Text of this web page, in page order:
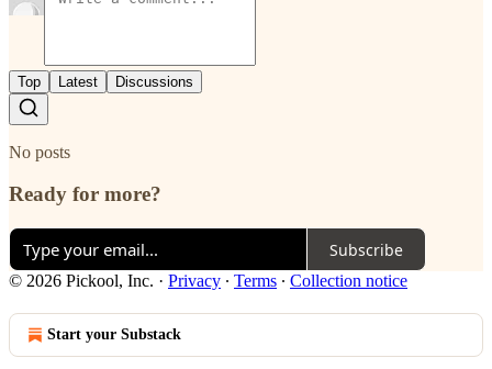
Top Latest Discussions
No posts
Ready for more?
Subscribe
© 2026 Pickool, Inc. · Privacy ∙ Terms ∙ Collection notice
Start your Substack